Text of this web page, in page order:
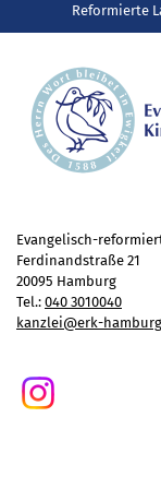
Gottesdienst
Reisen
Jugend
Kinder- und
Ehrenamtliche
Diakonie
Stiftung Altenhof
Aktuelles
Reformierte
Evangelisch-
Ferdinandstraße 21
20095 Hamburg
Tel.: 040 3010040
kanzlei@erk-